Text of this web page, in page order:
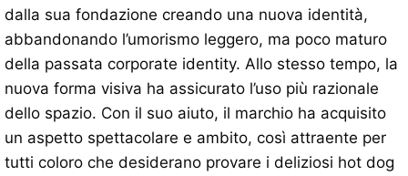
dalla sua fondazione creando una nuova identità,
abbandonando l’umorismo leggero, ma poco maturo
della passata corporate identity. Allo stesso tempo, la
nuova forma visiva ha assicurato l’uso più razionale
dello spazio. Con il suo aiuto, il marchio ha acquisito
un aspetto spettacolare e ambito, così attraente per
tutti coloro che desiderano provare i deliziosi hot dog